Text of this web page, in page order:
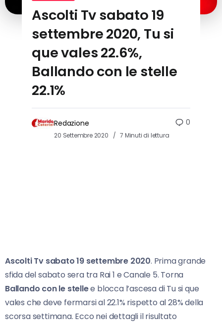
Ascolti Tv sabato 19
settembre 2020, Tu si
que vales 22.6%,
Ballando con le stelle
22.1%
Redazione
20 Settembre 2020 7 Minuti di lettura
0
Ascolti Tv sabato 19 settembre 2020. Prima grande
sfida del sabato sera tra Rai 1 e Canale 5. Torna
Ballando con le stellee blocca l’ascesa di Tu si que
vales che deve fermarsi al 22.1% rispetto al 28% della
scorsa settimana. Ecco nei dettagli il risultato